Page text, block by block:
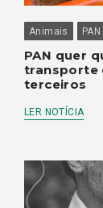
Animais PAN
PAN quer
transporte
terceiros
LER NOTÍCIA